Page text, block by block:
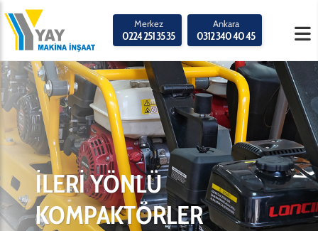
Merkez
0224 251 35 35
Ankara
0312 340 40 45
İLERİ YÖNLÜ
KOMPAKTÖRLER